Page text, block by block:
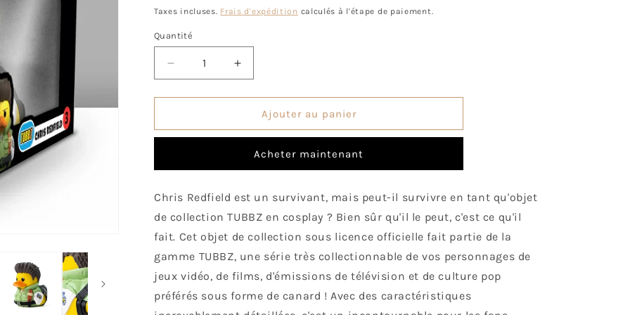
habituel
Taxes incluses. Frais d'expédition calculés à l'étape de paiement.
Quantité
Quantité
Réduire
la
quantité
Canard
(Boxed
Augmenter
la
quantité
Canard
Redfield
(Boxed
Ajouter au panier
Acheter maintenant
Chris Redfield est un survivant, mais peut-il survivre en tant qu'objet
de collection TUBBZ en cosplay ? Bien sûr qu'il le peut, c'est ce qu'il
fait. Cet objet de collection sous licence officielle fait partie de la
gamme TUBBZ, une série très collectionnable de vos personnages de
jeux vidéo, de films, d'émissions de télévision et de culture pop
préférés sous forme de canard ! Avec des caractéristiques